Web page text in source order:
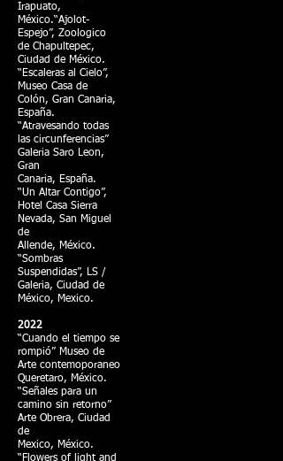
Irapuato,
México.“Ajolot-
Espejo”, Zoologico
de Chapultepec,
Ciudad de México.
“Escaleras al Cielo”,
Museo Casa de
Colón, Gran Canaria,
España.
“Atravesando todas
las circunferencias”
Galeria Saro Leon,
Gran
Canaria, España.
“Un Altar Contigo”,
Hotel Casa Sierra
Nevada, San Miguel
de
Allende, México.
“Sombras
Suspendidas”, LS /
Galeria, Ciudad de
México, Mexico.
2022
“Cuando el tiempo se
rompió” Museo de
Arte contemoporaneo
Queretaro, México.
“Señales para un
camino sin retorno”
Arte Obrera, Ciudad
de
Mexico, México.
“Flowers of light and